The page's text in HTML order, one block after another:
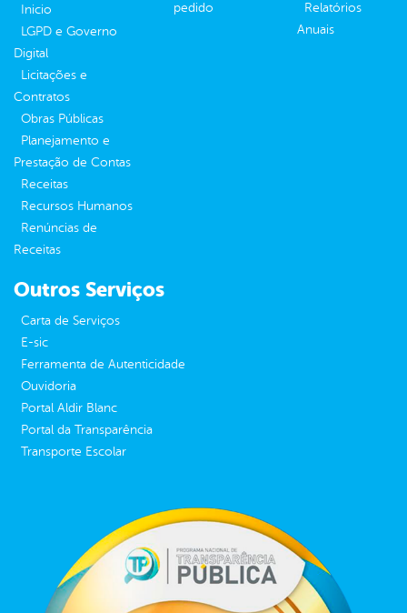
Inicio
LGPD e Governo
Digital
Licitações e
Contratos
Obras Públicas
Planejamento e
Prestação de Contas
Receitas
Recursos Humanos
Renúncias de
Receitas
pedido
Relatórios
Anuais
Outros Serviços
Carta de Serviços
E-sic
Ferramenta de Autenticidade
Ouvidoria
Portal Aldir Blanc
Portal da Transparência
Transporte Escolar